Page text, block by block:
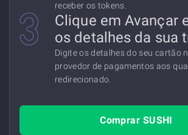
receber os tokens.
Clique em Avançar
os detalhes da sua
Digite os detalhes do seu cartão
provedor de pagamentos aos
redirecionado.
Comprar SUSHI